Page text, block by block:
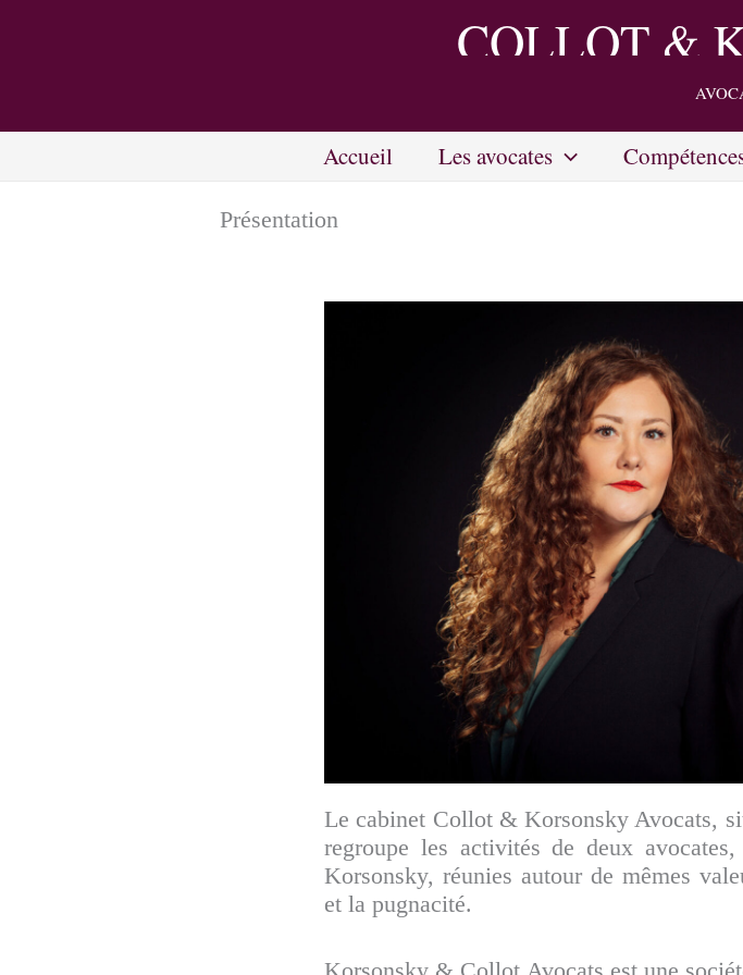
COLLOT &
Accueil Les avocates
Présentation
Le cabinet Collot & Korsonsky Avocats,
regroupe les activités de deux
Korsonsky, réunies autour de mêmes
et la pugnacité.